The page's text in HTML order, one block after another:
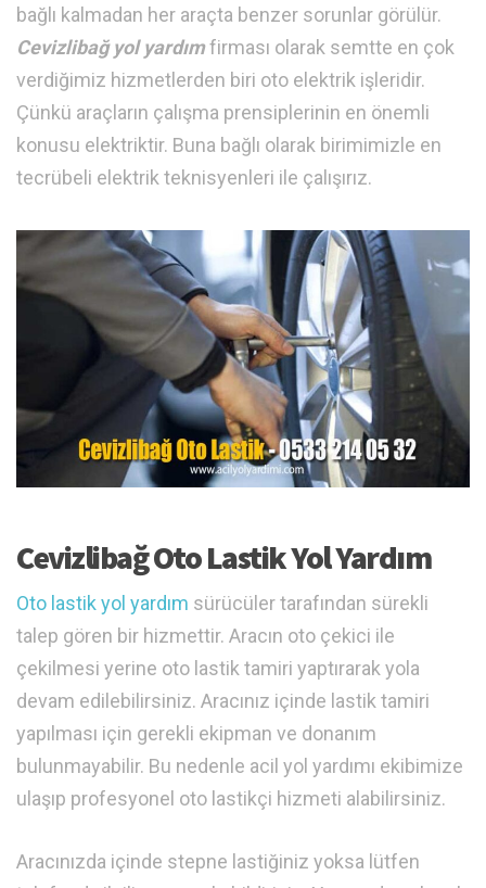
bağlı kalmadan her araçta benzer sorunlar görülür.
Cevizlibağ yol yardımfirması olarak semtte en çok
verdiğimiz hizmetlerden biri oto elektrik işleridir.
Çünkü araçların çalışma prensiplerinin en önemli
konusu elektriktir. Buna bağlı olarak birimimizle en
tecrübeli elektrik teknisyenleri ile çalışırız.
Cevizlibağ Oto Lastik Yol Yardım
Oto lastik yol yardım sürücüler tarafından sürekli
talep gören bir hizmettir. Aracın oto çekici ile
çekilmesi yerine oto lastik tamiri yaptırarak yola
devam edilebilirsiniz. Aracınız içinde lastik tamiri
yapılması için gerekli ekipman ve donanım
bulunmayabilir. Bu nedenle acil yol yardımı ekibimize
ulaşıp profesyonel oto lastikçi hizmeti alabilirsiniz.
Aracınızda içinde stepne lastiğiniz yoksa lütfen